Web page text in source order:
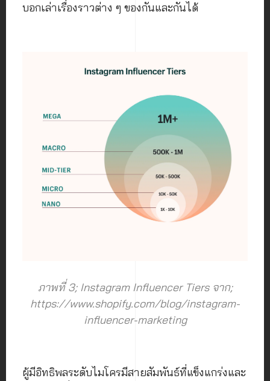
บอกเล่าเรื่องราวต่าง ๆ ของกันและกันได้
ภาพที่ 3; Instagram Influencer Tiers จาก;
https://www.shopify.com/blog/instagram-
influencer-marketing
ผู้มีอิทธิพลระดับไมโครมีสายสัมพันธ์ที่แข็งแกร่งและ